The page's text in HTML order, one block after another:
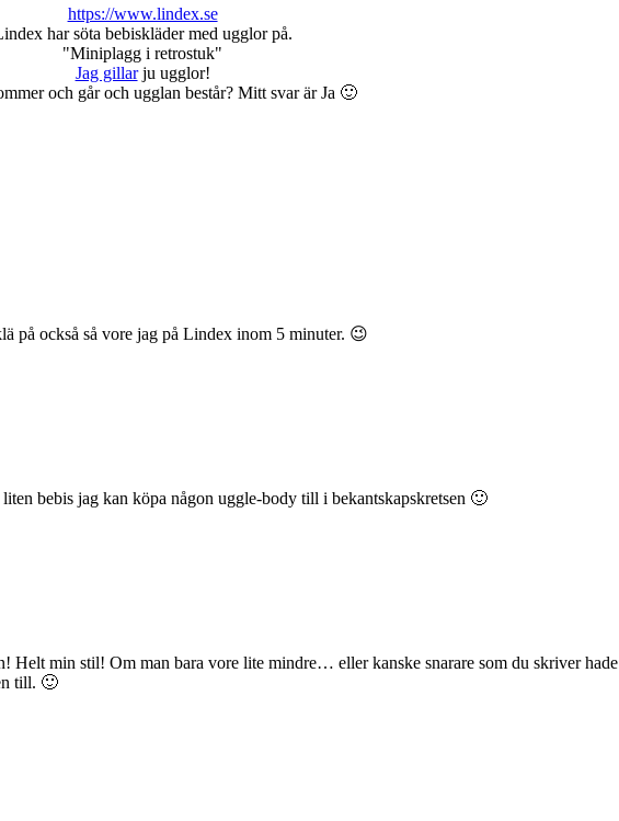
https://www.lindex.se
har söta bebiskläder med ugglor på.
"Miniplagg i retrostuk"
Jag gillarju ugglor!
och går och ugglan består? Mitt svar är Ja 🙂
på också så vore jag på Lindex inom 5 minuter. 😉
bebis jag kan köpa någon uggle-body till i bekantskapskretsen 🙂
Helt min stil! Om man bara vore lite mindre… eller kanske snarare som du skriver hade
till. 🙂